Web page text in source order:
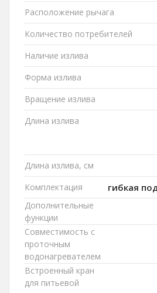
Расположение рычага
Количество потребителей
Наличие излива
Форма излива
Вращение излива
Длина излива
Длина излива, см
Комплектация гибкая
Дополнительные
функции
Совместимость с
проточным
водонагревателем
Встроенный кран
для питьевой